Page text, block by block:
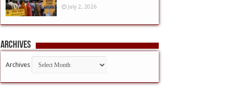
July 2, 2026
Archives
Archives